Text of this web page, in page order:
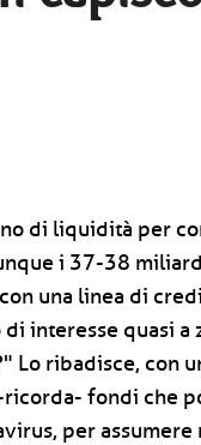
di liquidità per
i 37-38
una linea di
interesse quasi a
Lo ribadisce, con
ricorda- fondi che
per assumere